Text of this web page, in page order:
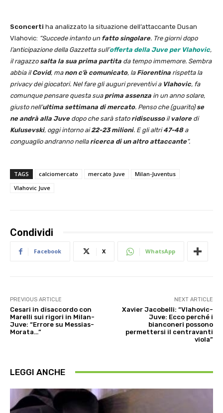
Sconcerti ha analizzato la situazione dell’attaccante Dusan
Vlahovic: “Succede intanto un fatto singolare. Tre giorni dopo
l’anticipazione della Gazzetta sull’offerta della Juve per Vlahovic,
il ragazzo salta la sua prima partita da tempo immemore. Sembra
abbia ilCovid, ma non c’è comunicato, la Fiorentina rispetta la
privacy dei giocatori. Nel fare gli auguri preventivi a Vlahovic, fa
comunque pensare questa sua prima assenza in un anno solare,
giusto nell’ultima settimana di mercato. Penso che (guarito)se
ne andrà alla Juve dopo che sarà stato ridiscussoil valore di
Kulusevski, oggi intorno ai22-23 milioni. E gli altri47-48a
conguaglio andranno nella ricerca di un altro attaccante“.
TAGS calciomercato mercato Juve
Milan-Juventus
Vlahovic Juve
Condividi
Facebook X WhatsApp
PREVIOUS ARTICLE
Cesari in disaccordo con
Marelli sui rigori in Milan-
Juve: “Errore su Messias-
Morata…”
NEXT ARTICLE
Xavier Jacobelli: “Vlahovic-
Juve: Ecco perché i
bianconeri possono
permettersi il centravanti
viola”
LEGGI ANCHE